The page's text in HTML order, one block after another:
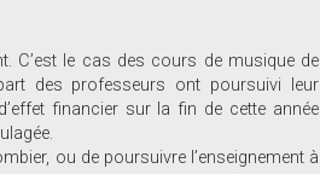
C’est le cas des cours de musique de
des professeurs ont poursuivi leur
financier sur la fin de cette année
ou de poursuivre l’enseignement à